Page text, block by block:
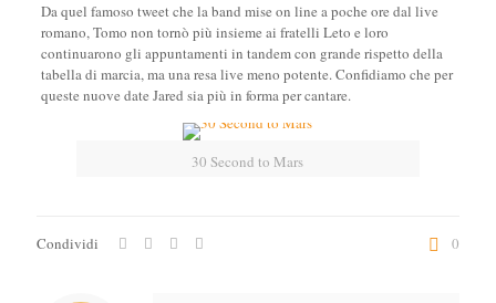
Da quel famoso tweet che la band mise on line a poche ore dal live
romano, Tomo non tornò più insieme ai fratelli Leto e loro
continuarono gli appuntamenti in tandem con grande rispetto della
tabella di marcia, ma una resa live meno potente. Confidiamo che per
queste nuove date Jared sia più in forma per cantare.
30 Second to Mars
Condividi 0